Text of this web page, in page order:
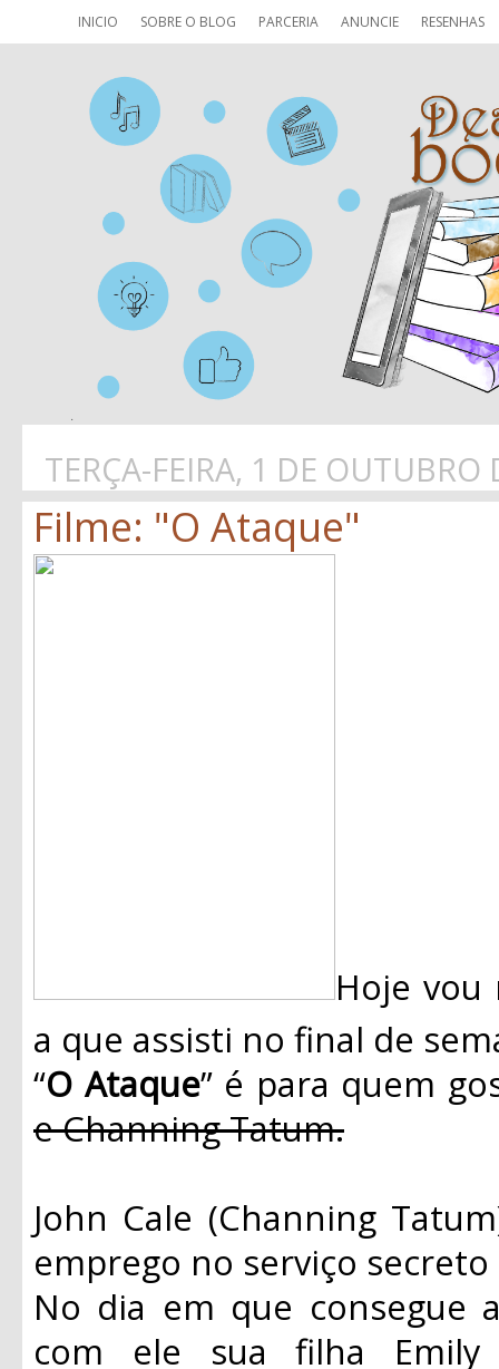
INICIO SOBRE O BLOG PARCERIA ANUNCIE RESENHAS
TERÇA-FEIRA, 1 DE OUTUBRO
Filme: "O Ataque"
Hoje
a que assisti no final de
“O Ataque” é para quem
e Channing Tatum.
John Cale (Channing
emprego no serviço secreto
No dia em que consegue
com ele sua filha Emily